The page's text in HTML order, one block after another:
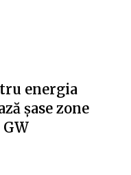
energia
șase zone